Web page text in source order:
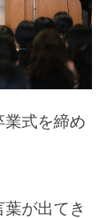
業式を締め
が出てき